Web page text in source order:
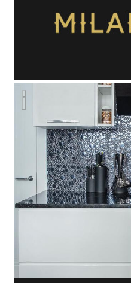
Квартира на ул. Молодцова